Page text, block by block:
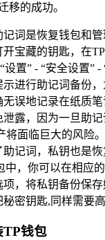
移的成功。
记词是恢复钱包和
宝藏的钥匙，在
设置” - “安全设置”
示进行助记词备份
误地记录在纸质
露，因为一旦助
将面临巨大的风险。
助记词，私钥也是
中，你可以在相应
项，将私钥备份保
密钥匙,同样需要
TP钱包